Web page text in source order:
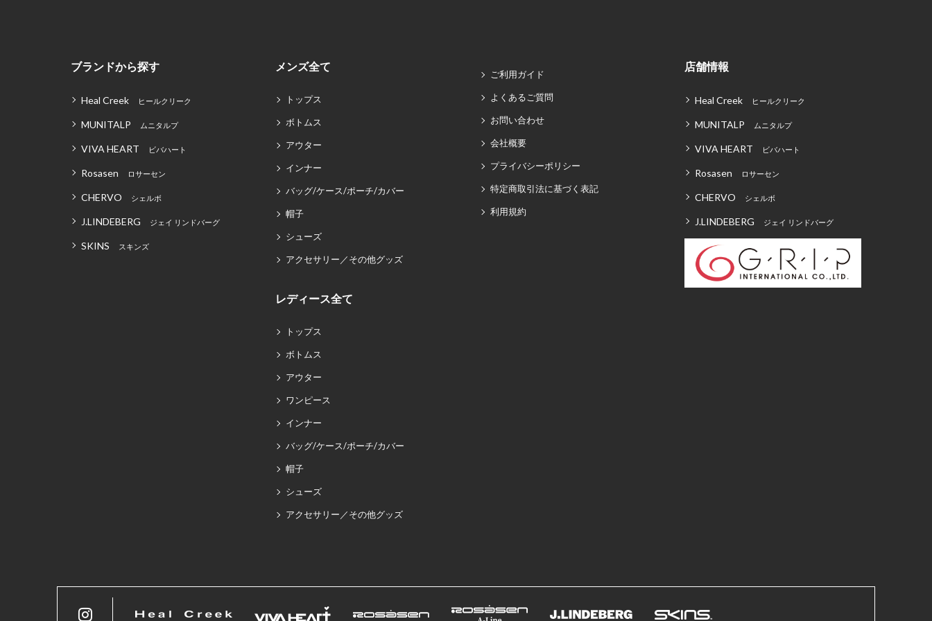
ブランドから探す
Heal Creek ヒールクリーク
MUNITALP ムニタルプ
VIVA HEART ビバハート
Rosasen ロサーセン
CHERVO シェルボ
J.LINDEBERG ジェイ リンドバーグ
SKINS スキンズ
メンズ全て
トップス
ボトムス
アウター
インナー
バッグ/ケース/ポーチ/カバー
帽子
シューズ
アクセサリー／その他グッズ
レディース全て
トップス
ボトムス
アウター
ワンピース
インナー
バッグ/ケース/ポーチ/カバー
帽子
シューズ
アクセサリー／その他グッズ
ご利用ガイド
よくあるご質問
お問い合わせ
会社概要
プライバシーポリシー
特定商取引法に基づく表記
利用規約
店舗情報
Heal Creek ヒールクリーク
MUNITALP ムニタルプ
VIVA HEART ビバハート
Rosasen ロサーセン
CHERVO シェルボ
J.LINDEBERG ジェイ リンドバーグ